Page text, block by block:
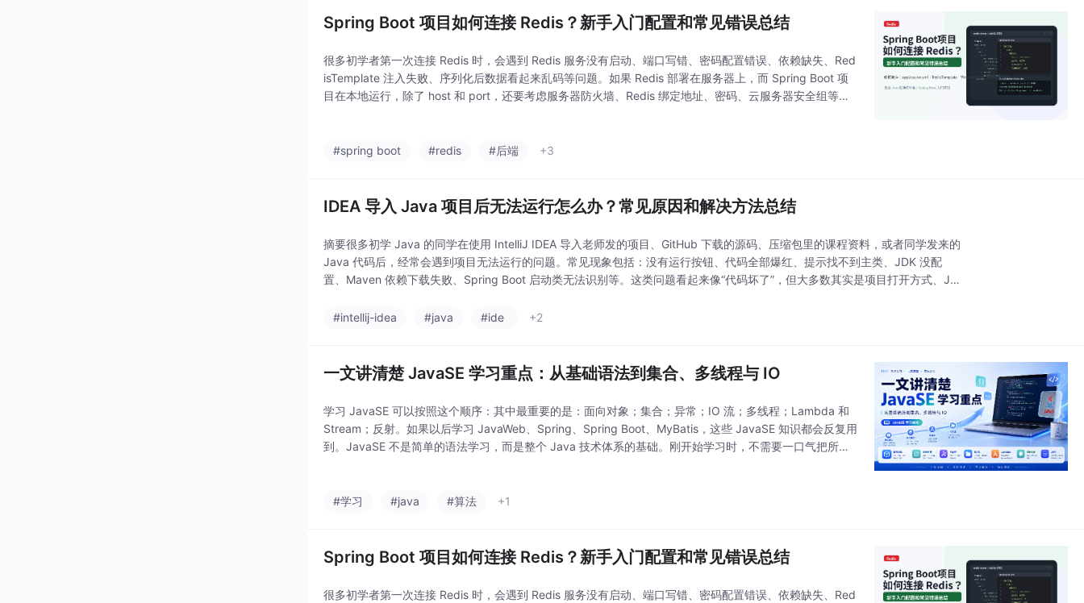
Spring Boot 项目如何连接 Redis？新手入门配置和常见错误总结
很多初学者第一次连接 Redis 时，会遇到 Redis 服务没有启动、端口写错、密码配置错误、依赖缺失、Red
isTemplate 注入失败、序列化后数据看起来乱码等问题。如果 Redis 部署在服务器上，而 Spring Boot 项
目在本地运行，除了 host 和 port，还要考虑服务器防火墙、Redis 绑定地址、密码、云服务器安全组等问
#spring boot #redis #后端 +3
IDEA 导入 Java 项目后无法运行怎么办？常见原因和解决方法总结
摘要很多初学 Java 的同学在使用 IntelliJ IDEA 导入老师发的项目、GitHub 下载的源码、压缩包里的课程资料，或者同学发来的
Java 代码后，经常会遇到项目无法运行的问题。常见现象包括：没有运行按钮、代码全部爆红、提示找不到主类、JDK 没配
置、Maven 依赖下载失败、Spring Boot 启动类无法识别等。这类问题看起来像“代码坏了”，但大多数其实是项目打开方式、JD
#intellij-idea
#java #ide +2
一文讲清楚 JavaSE 学习重点：从基础语法到集合、多线程与 IO
学习 JavaSE 可以按照这个顺序：其中最重要的是：面向对象；集合；异常；IO 流；多线程；Lambda 和
Stream；反射。如果以后学习 JavaWeb、Spring、Spring Boot、MyBatis，这些 JavaSE 知识都会反复用
到。JavaSE 不是简单的语法学习，而是整个 Java 技术体系的基础。刚开始学习时，不需要一口气把所有
#学习 #java #算法 +1
Spring Boot 项目如何连接 Redis？新手入门配置和常见错误总结
很多初学者第一次连接 Redis 时，会遇到 Redis 服务没有启动、端口写错、密码配置错误、依赖缺失、Red